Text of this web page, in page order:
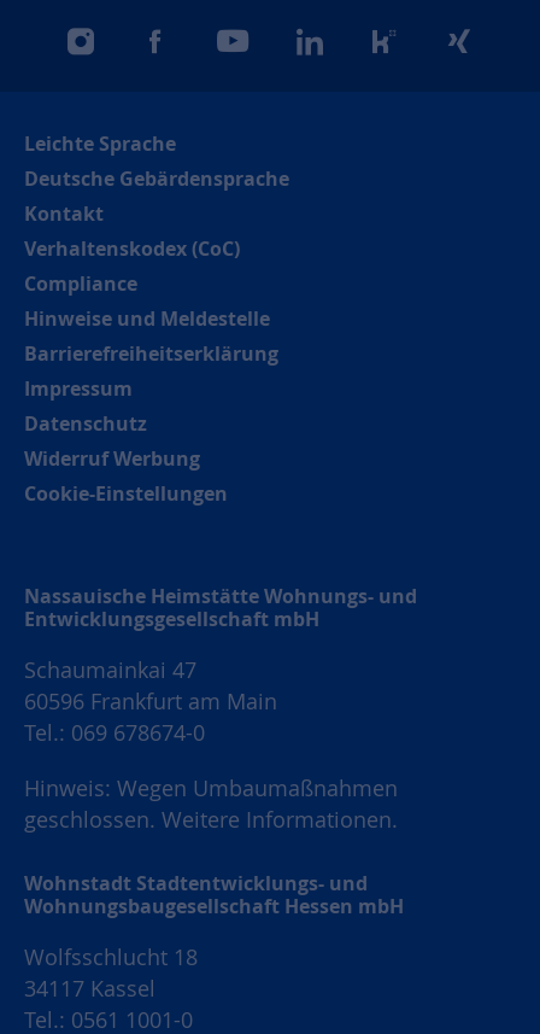
instagramfacebookyoutubelinkedinkununuxing
Leichte Sprache
Deutsche Gebärdensprache
Kontakt
Verhaltenskodex (CoC)
Compliance
Hinweise und Meldestelle
Barrierefreiheitserklärung
Impressum
Datenschutz
Widerruf Werbung
Cookie-Einstellungen
Nassauische Heimstätte Wohnungs- und
Entwicklungsgesellschaft mbH
Schaumainkai 47
60596 Frankfurt am Main
Tel.: 069 678674-0
Hinweis: Wegen Umbaumaßnahmen
geschlossen. Weitere Informationen.
Wohnstadt Stadtentwicklungs- und
Wohnungsbaugesellschaft Hessen mbH
Wolfsschlucht 18
34117 Kassel
Tel.: 0561 1001-0